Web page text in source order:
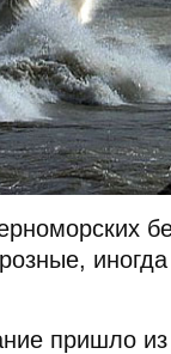
пришло